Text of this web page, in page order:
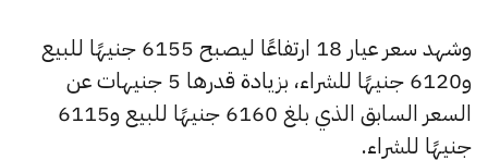
وشهد سعر عيار 18 ارتفاعًا ليصبح 6155 جنيهًا للبيع
و6120 جنيهًا للشراء، بزيادة قدرها 5 جنيهات عن
السعر السابق الذي بلغ 6160 جنيهًا للبيع و6115
جنيهًا للشراء.